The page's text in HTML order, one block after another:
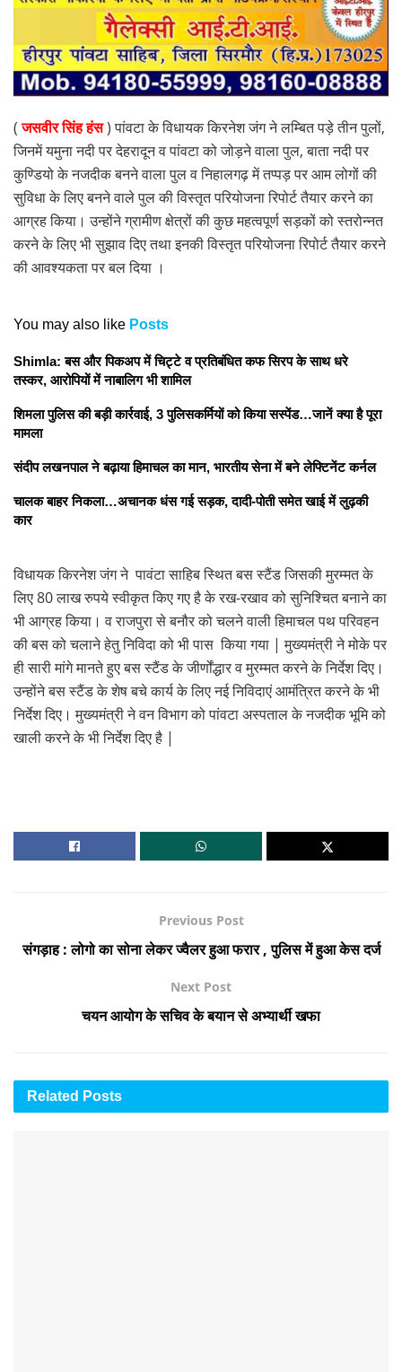
(जसवीर सिंह हंस) पांवटा के विधायक किरनेश जंग ने लम्बित पड़े तीन पुलों,
जिनमें यमुना नदी पर देहरादून व पांवटा को जोड़ने वाला पुल, बाता नदी पर
कुण्डियो के नजदीक बनने वाला पुल व निहालगढ़ में तप्पड़ पर आम लोगों की
सुविधा के लिए बनने वाले पुल की विस्तृत परियोजना रिपोर्ट तैयार करने का
आग्रह किया। उन्होंने ग्रामीण क्षेत्रों की कुछ महत्वपूर्ण सड़कों को स्तरोन्नत
करने के लिए भी सुझाव दिए तथा इनकी विस्तृत परियोजना रिपोर्ट तैयार करने
की आवश्यकता पर बल दिया ।
You may also like Posts
Shimla: बस और पिकअप में चिट्टे व प्रतिबंधित कफ सिरप के साथ धरे
तस्कर, आरोपियों में नाबालिग भी शामिल
शिमला पुलिस की बड़ी कार्रवाई, 3 पुलिसकर्मियों को किया सस्पेंड…जानें क्या है पूरा
मामला
संदीप लखनपाल ने बढ़ाया हिमाचल का मान, भारतीय सेना में बने लेफ्टिनेंट कर्नल
चालक बाहर निकला…अचानक धंस गई सड़क, दादी-पोती समेत खाई में लुढ़की
कार
विधायक किरनेश जंग ने पावंटा साहिब स्थित बस स्टैंड जिसकी मुरम्मत के
लिए 80 लाख रुपये स्वीकृत किए गए है के रख-रखाव को सुनिश्चित बनाने का
भी आग्रह किया। व राजपुरा से बनौर को चलने वाली हिमाचल पथ परिवहन
की बस को चलाने हेतु निविदा को भी पास किया गया | मुख्यमंत्री ने मोके पर
ही सारी मांगे मानते हुए बस स्टैंड के जीर्णोंद्धार व मुरम्मत करने के निर्देश दिए।
उन्होंने बस स्टैंड के शेष बचे कार्य के लिए नई निविदाएं आमंत्रित करने के भी
निर्देश दिए। मुख्यमंत्री ने वन विभाग को पांवटा अस्पताल के नजदीक भूमि को
खाली करने के भी निर्देश दिए है |
Previous Post
संगड़ाह : लोगो का सोना लेकर ज्वैलर हुआ फरार , पुलिस में हुआ केस दर्ज
Next Post
चयन आयोग के सचिव के बयान से अभ्यार्थी खफा
Related Posts